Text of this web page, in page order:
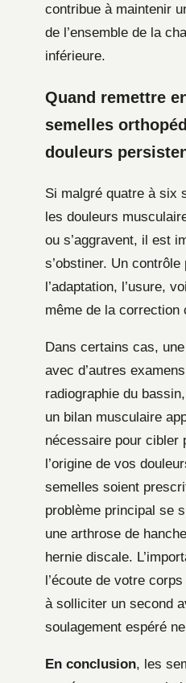
contribue à maintenir
de l’ensemble de la
inférieure.
Quand remettre
semelles
douleurs
Si malgré quatre à six
les douleurs
ou s’aggravent, il est
s’obstiner. Un
l’adaptation, l’usure,
même de la correction
Dans certains cas,
avec d’autres
radiographie du
un bilan musculaire
nécessaire pour cibler
l’origine de vos
semelles soient
problème principal se
une arthrose de
hernie discale.
l’écoute de votre
à solliciter un second
soulagement espéré
En conclusion, les